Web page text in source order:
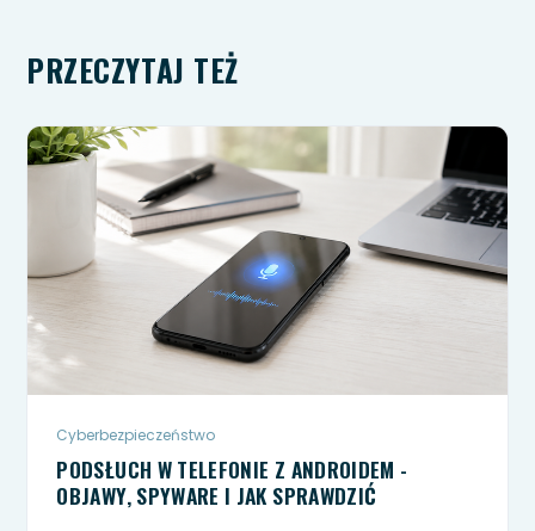
PRZECZYTAJ TEŻ
Cyberbezpieczeństwo
PODSŁUCH W TELEFONIE Z ANDROIDEM -
OBJAWY, SPYWARE I JAK SPRAWDZIĆ